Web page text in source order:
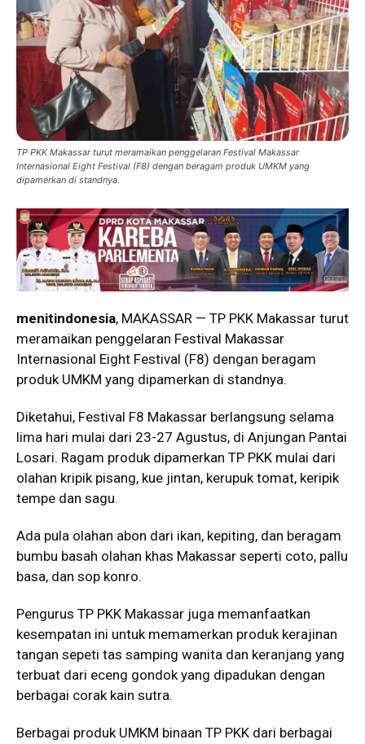
TP PKK Makassar turut meramaikan penggelaran Festival Makassar
Internasional Eight Festival (F8) dengan beragam produk UMKM yang
dipamerkan di standnya.
menitindonesia, MAKASSAR — TP PKK Makassar turut
meramaikan penggelaran Festival Makassar
Internasional Eight Festival (F8) dengan beragam
produk UMKM yang dipamerkan di standnya.
Diketahui, Festival F8 Makassar berlangsung selama
lima hari mulai dari 23-27 Agustus, di Anjungan Pantai
Losari. Ragam produk dipamerkan TP PKK mulai dari
olahan kripik pisang, kue jintan, kerupuk tomat, keripik
tempe dan sagu.
Ada pula olahan abon dari ikan, kepiting, dan beragam
bumbu basah olahan khas Makassar seperti coto, pallu
basa, dan sop konro.
Pengurus TP PKK Makassar juga memanfaatkan
kesempatan ini untuk memamerkan produk kerajinan
tangan sepeti tas samping wanita dan keranjang yang
terbuat dari eceng gondok yang dipadukan dengan
berbagai corak kain sutra.
Berbagai produk UMKM binaan TP PKK dari berbagai